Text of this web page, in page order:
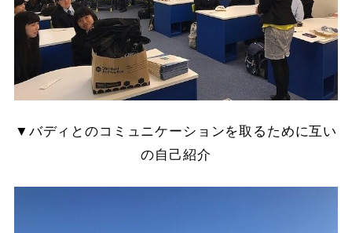
▼バディとのコミュニケーションを取るために互い
の自己紹介